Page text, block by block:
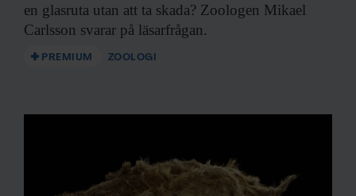
en glasruta utan att ta skada? Zoologen Mikael
Carlsson svarar på läsarfrågan.
PREMIUM ZOOLOGI